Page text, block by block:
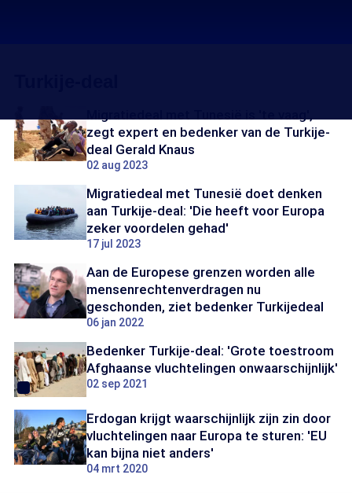
zegt expert en bedenker van de Turkije-
deal Gerald Knaus
02 aug 2023
Migratiedeal met Tunesië doet denken
aan Turkije-deal: 'Die heeft voor Europa
zeker voordelen gehad'
17 jul 2023
Aan de Europese grenzen worden alle
mensenrechtenverdragen nu
geschonden, ziet bedenker Turkijedeal
06 jan 2022
Bedenker Turkije-deal: 'Grote toestroom
Afghaanse vluchtelingen onwaarschijnlijk'
02 sep 2021
Erdogan krijgt waarschijnlijk zijn zin door
vluchtelingen naar Europa te sturen: 'EU
kan bijna niet anders'
04 mrt 2020